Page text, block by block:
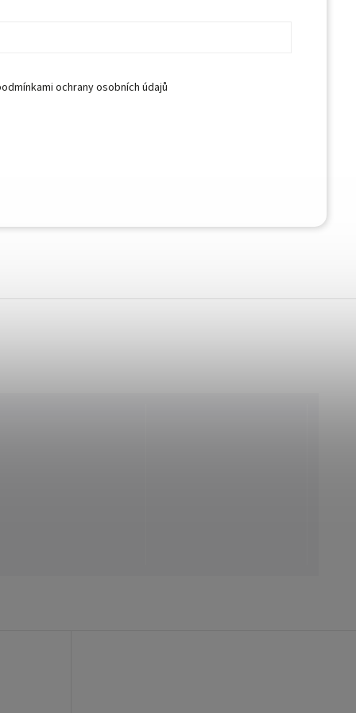
ochrany osobních údajů